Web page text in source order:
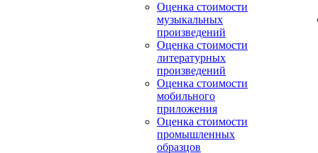
Оценка стоимости
музыкальных
произведений
Оценка стоимости
литературных
произведений
Оценка стоимости
мобильного
приложения
Оценка стоимости
промышленных
образцов